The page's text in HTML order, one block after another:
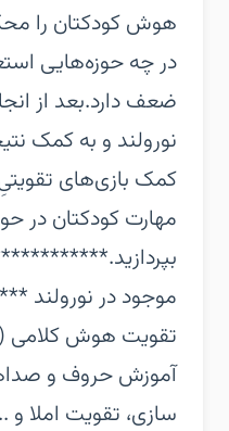
هوش کودکتان را محک
در چه‌ حوزه‌هایی
ضعف دارد.‏بعد از
نورولند و به کمک
کمک بازی‌های
مهارت کودکتان در
تقویت هوش کلامی
آموزش حروف و